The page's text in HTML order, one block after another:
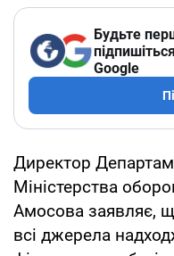
Будьте
Google
Директор
Міністерства
Амосова заявляє,
всі джерела